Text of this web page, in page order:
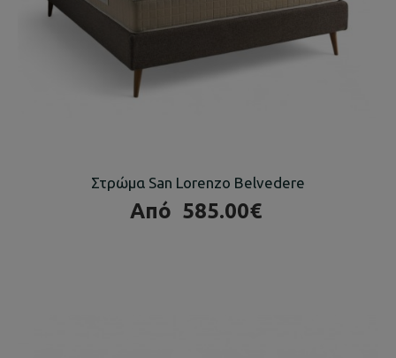
Στρώμα San Lorenzo Belvedere
Από 585.00€